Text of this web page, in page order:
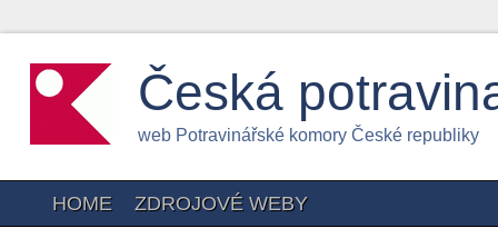
Česká
web Potravinářské komory České republiky
HOME ZDROJOVÉ WEBY